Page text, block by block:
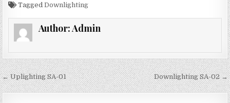
TaggedDownlighting
Author:Admin
Điều
hướng
Downlighting SA-02 →
← Uplighting SA-01